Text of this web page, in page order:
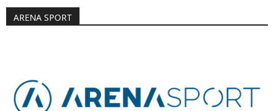
ARENA SPORT